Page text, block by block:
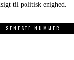
til politisk enighed.
SENESTE NUMMER